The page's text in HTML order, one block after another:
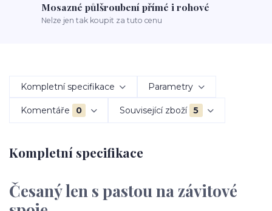
Mosazné půlšroubení přímé i rohové
Nelze jen tak koupit za tuto cenu
Kompletní specifikace Parametry
Komentáře 0 Související zboží 5
Kompletní specifikace
Česaný len s pastou na závitové